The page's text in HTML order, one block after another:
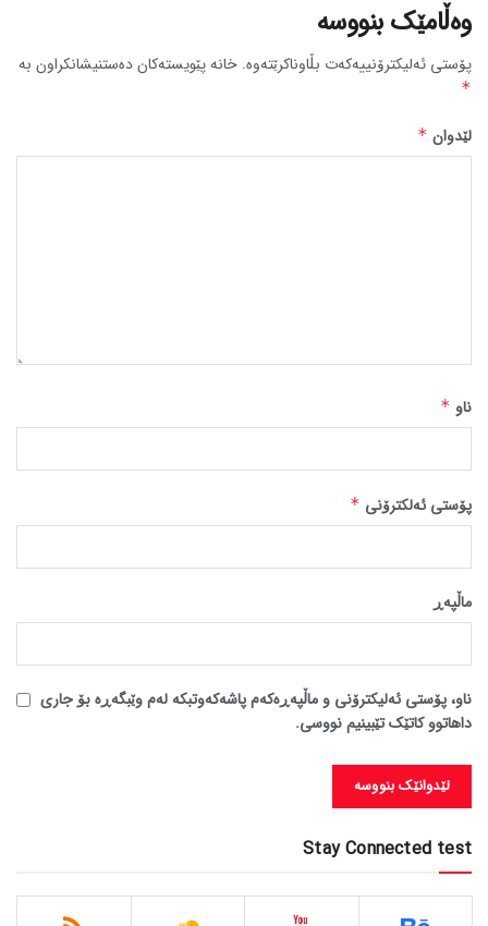
وەڵامێک بنووسە
پۆستی ئەلیکترۆنییەکەت بڵاوناکرێتەوە. خانە پێویستەکان دەستنیشانکراون بە
*
لێدوان *
ناو *
پۆستی ئەلکترۆنی *
ماڵپه‌ڕ
ناو، پۆستی ئەلیکترۆنی و ماڵپەڕەکەم پاشەکەوتبکە لەم وێبگەڕە بۆ جاری
داهاتوو کاتێک تێبینیم نووسی.
Stay Connected test